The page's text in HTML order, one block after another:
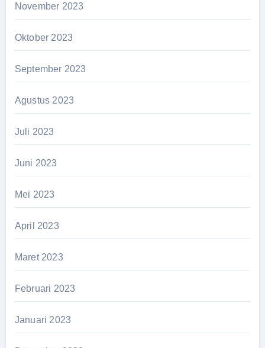
November 2023
Oktober 2023
September 2023
Agustus 2023
Juli 2023
Juni 2023
Mei 2023
April 2023
Maret 2023
Februari 2023
Januari 2023